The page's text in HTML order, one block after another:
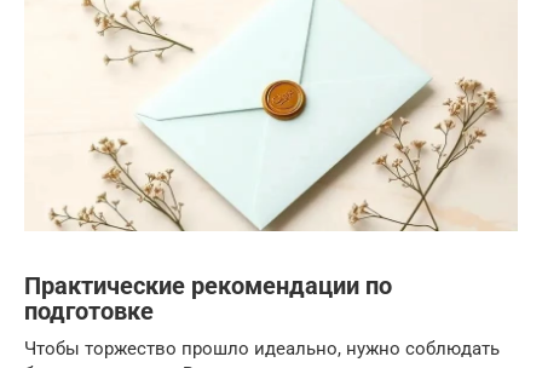
Практические рекомендации по
подготовке
Чтобы торжество прошло идеально, нужно соблюдать